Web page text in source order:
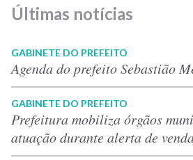
Últimas notícias
GABINETE DO PREFEITO
Agenda do prefeito Sebastião
GABINETE DO PREFEITO
Prefeitura mobiliza órgãos
atuação durante alerta de